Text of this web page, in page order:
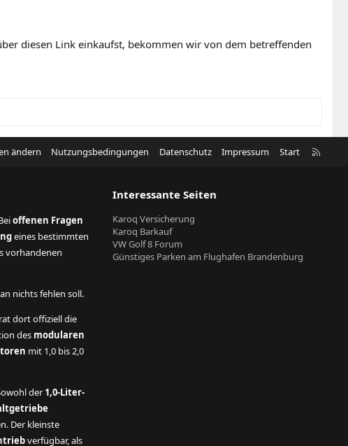
diesen Link einkaufst, bekommen wir von dem betreffenden
ändern Nutzungsbedingungen Datenschutz Impressum Start
offenen Fragen
eines bestimmten
vorhandenen
nichts fehlen soll.
dort offiziell die
des modularen
mit 1,0 bis 2,0
der 1,0-Liter-
Der kleinste
verfügbar, als
Interessante Seiten
Karoq Versicherung
Karoq Barkauf
VW Golf 8 Forum
Günstiges Parken am Flughafen Brandenburg